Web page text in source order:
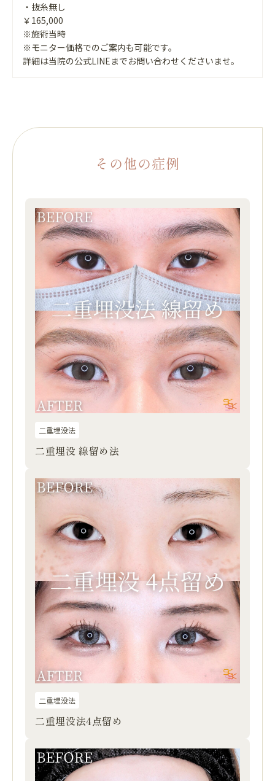
・抜糸無し
￥165,000
※施術当時
※モニター価格でのご案内も可能です。
詳細は当院の公式LINEまでお問い合わせくださいませ。
その他の症例
二重埋没法
二重埋没 線留め法
二重埋没法
二重埋没法4点留め